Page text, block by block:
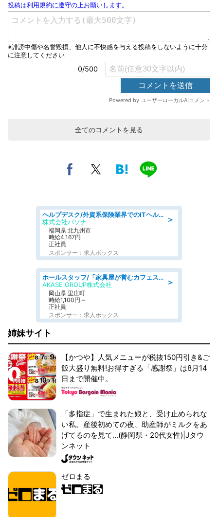
全てのコメントを見る
＞
ヘルプデスク/外資系保険業界でのITヘルプデスク業務/駅近/即日勤務可/ヘルプデスク
株式会社パソナ
福岡県 北九州市
時給4,167円
正社員
スポンサー：求人ボックス
＞
ホールスタッフ/「家具屋が営むカフェスタッフ!」週2日～OK!嬉しいまかない付き/岡山県/浅口郡里庄町
AKASE GROUP株式会社
岡山県 里庄町
時給1,100円～
正社員
スポンサー：求人ボックス
姉妹サイト
【かつや】人気メニューが税抜150円引き&ご
飯大盛り無料!お得すぎる「感謝祭」は8月14
日まで開催中。
「多指症」で生まれた娘と、受け止められな
い私。産後初めての夜、助産師がミルクをあ
げてるのを見て...(静岡県・20代女性)|Jタウ
ンネット
ゼロまる